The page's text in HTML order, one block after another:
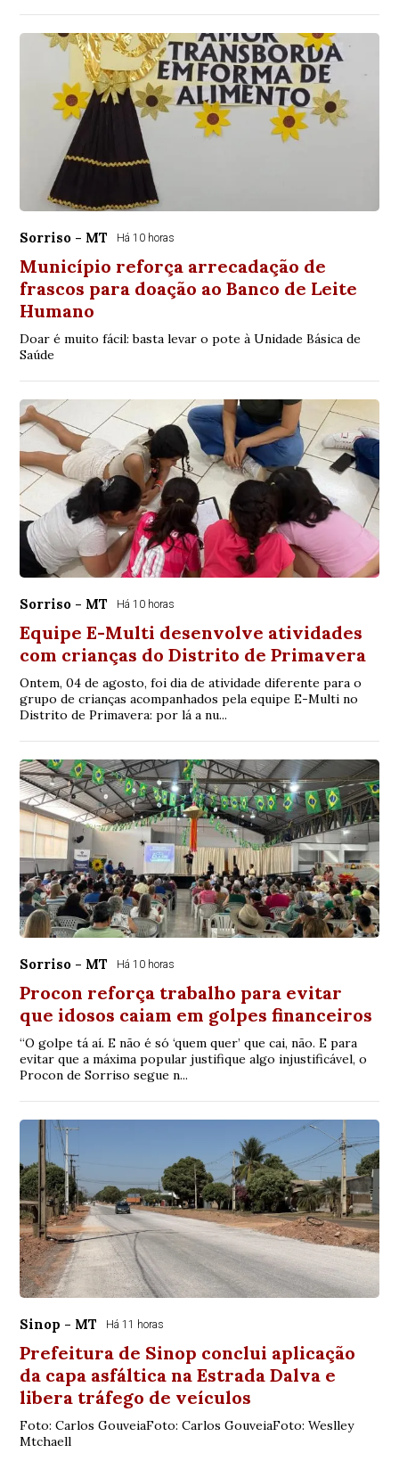
Sorriso - MT Há 10 horas
Município reforça arrecadação de
frascos para doação ao Banco de Leite
Humano
Doar é muito fácil: basta levar o pote à Unidade Básica de
Saúde
Sorriso - MT Há 10 horas
Equipe E-Multi desenvolve atividades
com crianças do Distrito de Primavera
Ontem, 04 de agosto, foi dia de atividade diferente para o
grupo de crianças acompanhados pela equipe E-Multi no
Distrito de Primavera: por lá a nu...
Sorriso - MT Há 10 horas
Procon reforça trabalho para evitar
que idosos caiam em golpes financeiros
“O golpe tá aí. E não é só ‘quem quer’ que cai, não. E para
evitar que a máxima popular justifique algo injustificável, o
Procon de Sorriso segue n...
Sinop - MT Há 11 horas
Prefeitura de Sinop conclui aplicação
da capa asfáltica na Estrada Dalva e
libera tráfego de veículos
Foto: Carlos GouveiaFoto: Carlos GouveiaFoto: Weslley
Mtchaell